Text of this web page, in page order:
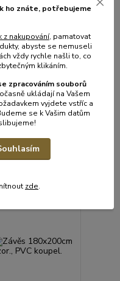
180x200cm
koupel.
243 Kč
Kčbez
• Skladem centrální
| odešleme do 2-3
prac. dnů
Přidat do košíku
ho znáte, potřebujeme
z nakupování, pamatovat
abyste se nemuseli
vždy rychle našli to, co
klikáním.
e zpracováním souborů
ukládají na Vašem
vyjdete vstříc a
se k Vašim datům
zde.